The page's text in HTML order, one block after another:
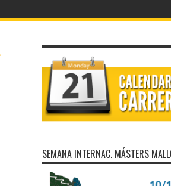
SEMANA INTERNAC. MÁSTERS